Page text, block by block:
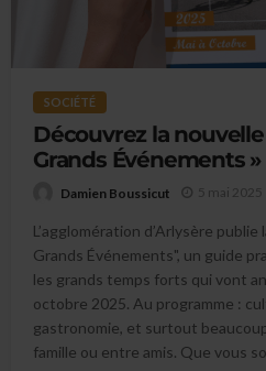
SOCIÉTÉ
Découvrez la
Grands Événements
Damien Boussicut 5 mai 2025
L’agglomération d’Arlysère
Grands Événements", un guide
les grands temps forts qui vont
octobre 2025. Au programme :
gastronomie, et surtout
famille ou entre amis. Que vous